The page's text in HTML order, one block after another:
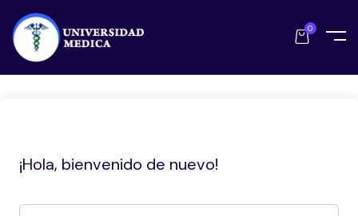
0
¡Hola, bienvenido de nuevo!